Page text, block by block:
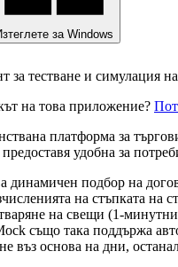
за Windows
за тестване и симулация
на това приложение?
платформа за
удобна за
динамичен подбор на
на стъпката на
на свещи (1-
също така поддържа
въз основа на дни,